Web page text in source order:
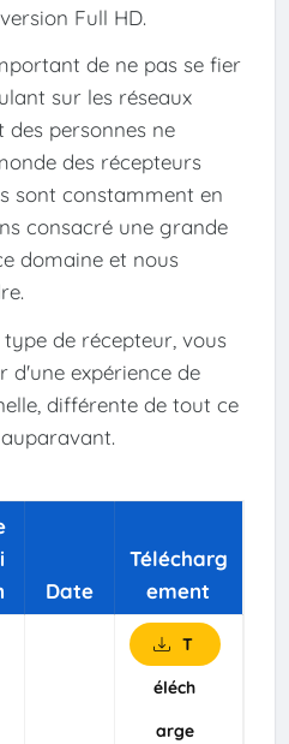
Full HD.
de ne pas se fier
sur les réseaux
personnes ne
des récepteurs
sont constamment en
consacré une grande
domaine et nous
de récepteur, vous
d'une expérience de
différente de tout ce
Date
Télécharg
ement
T
éléch
arge